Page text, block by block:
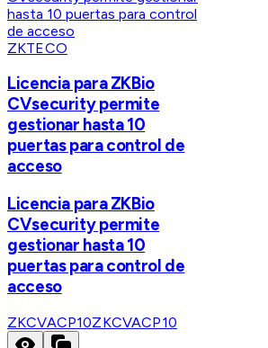
ZKTECO
Licencia para ZKBio
CVsecurity permite
gestionar hasta 10
puertas para control de
acceso
Licencia para ZKBio
CVsecurity permite
gestionar hasta 10
puertas para control de
acceso
ZKCVACP10ZKCVACP10